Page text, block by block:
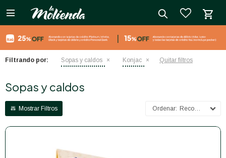

Filtrando por: Sopas y caldos Konjac Quitar filtros
Sopas y caldos
Recomendados